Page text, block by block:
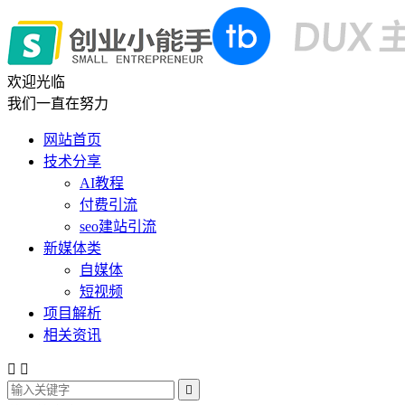
欢迎光临
我们一直在努力
网站首页
技术分享
AI教程
付费引流
seo建站引流
新媒体类
自媒体
短视频
项目解析
相关资讯
 
